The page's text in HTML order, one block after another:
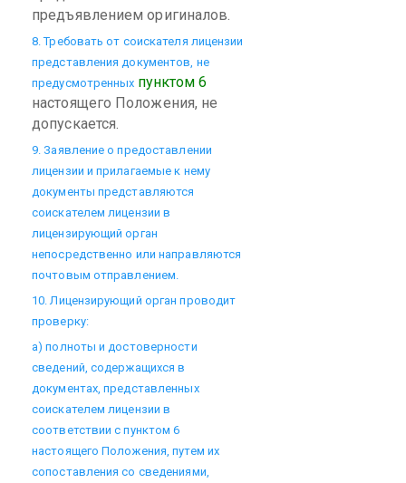
предъявлением оригиналов.
8. Требовать от соискателя лицензии
представления документов, не
предусмотренных пунктом 6
настоящего Положения, не
допускается.
9. Заявление о предоставлении
лицензии и прилагаемые к нему
документы представляются
соискателем лицензии в
лицензирующий орган
непосредственно или направляются
почтовым отправлением.
10. Лицензирующий орган проводит
проверку:
а) полноты и достоверности
сведений, содержащихся в
документах, представленных
соискателем лицензии в
соответствии с пунктом 6
настоящего Положения, путем их
сопоставления со сведениями,